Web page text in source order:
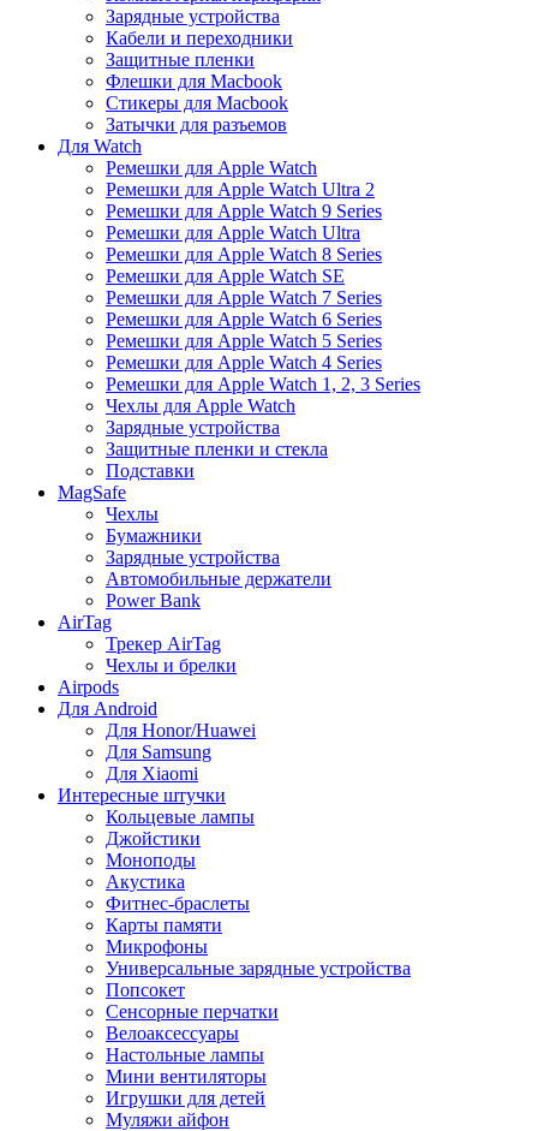
Зарядные устройства
Кабели и переходники
Защитные пленки
Флешки для Macbook
Стикеры для Macbook
Затычки для разъемов
Для Watch
Ремешки для Apple Watch
Ремешки для Apple Watch Ultra 2
Ремешки для Apple Watch 9 Series
Ремешки для Apple Watch Ultra
Ремешки для Apple Watch 8 Series
Ремешки для Apple Watch SE
Ремешки для Apple Watch 7 Series
Ремешки для Apple Watch 6 Series
Ремешки для Apple Watch 5 Series
Ремешки для Apple Watch 4 Series
Ремешки для Apple Watch 1, 2, 3 Series
Чехлы для Apple Watch
Зарядные устройства
Защитные пленки и стекла
Подставки
MagSafe
Чехлы
Бумажники
Зарядные устройства
Автомобильные держатели
Power Bank
AirTag
Трекер AirTag
Чехлы и брелки
Airpods
Для Android
Для Honor/Huawei
Для Samsung
Для Xiaomi
Интересные штучки
Кольцевые лампы
Джойстики
Моноподы
Акустика
Фитнес-браслеты
Карты памяти
Микрофоны
Универсальные зарядные устройства
Попсокет
Сенсорные перчатки
Велоаксессуары
Настольные лампы
Мини вентиляторы
Игрушки для детей
Муляжи айфон